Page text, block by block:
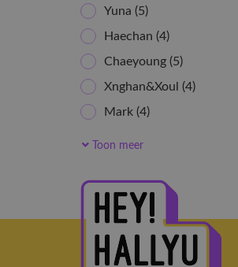
Yuna (5)
Haechan (4)
Chaeyoung (5)
Xnghan&Xoul (4)
Mark (4)
YUTA
(4)
Chanyeol (8)
JAEHYUN(4)
Toon meer